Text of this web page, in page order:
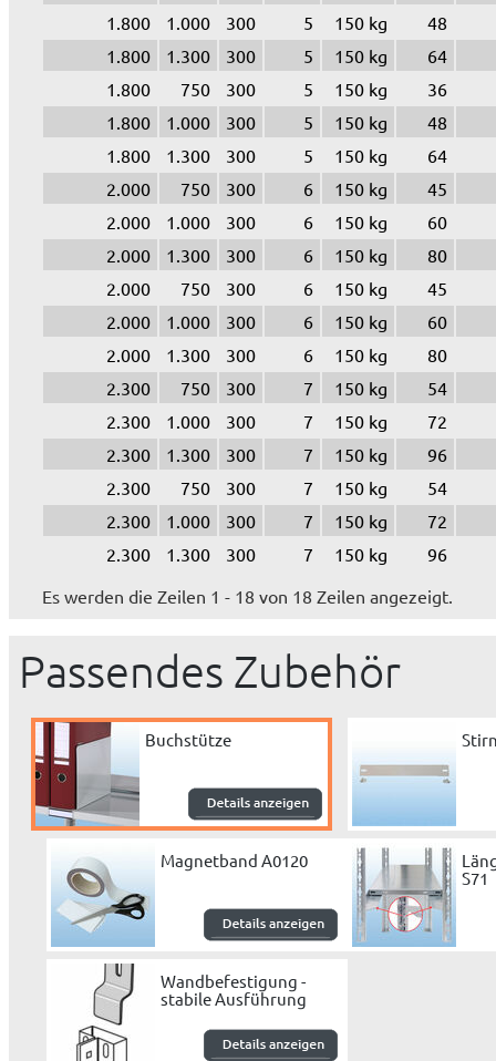
1.800
1.000 300 5 150 kg
48
1.800
1.300 300 5 150 kg
64
1.800
750 300 5 150 kg
36
1.800
1.000 300 5 150 kg
48
1.800
1.300 300 5 150 kg
64
2.000
750 300 6 150 kg
45
2.000
1.000 300 6 150 kg
60
2.000
1.300 300 6 150 kg
80
2.000
750 300 6 150 kg
45
2.000
1.000 300 6 150 kg
60
2.000
1.300 300 6 150 kg
80
2.300
750 300 7 150 kg
54
2.300
1.000 300 7 150 kg
72
2.300
1.300 300 7 150 kg
96
2.300
750 300 7 150 kg
54
2.300
1.000 300 7 150 kg
72
2.300
1.300 300 7 150 kg
96
Es werden die Zeilen 1 - 18 von 18 Zeilen angezeigt.
Passendes Zubehör
Buchstütze
Magnetband A0120
S71
Wandbefestigung -
stabile Ausführung